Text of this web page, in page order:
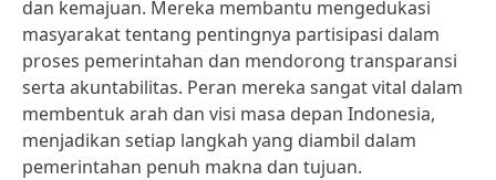
dan kemajuan. Mereka membantu mengedukasi
masyarakat tentang pentingnya partisipasi dalam
proses pemerintahan dan mendorong transparansi
serta akuntabilitas. Peran mereka sangat vital dalam
membentuk arah dan visi masa depan Indonesia,
menjadikan setiap langkah yang diambil dalam
pemerintahan penuh makna dan tujuan.